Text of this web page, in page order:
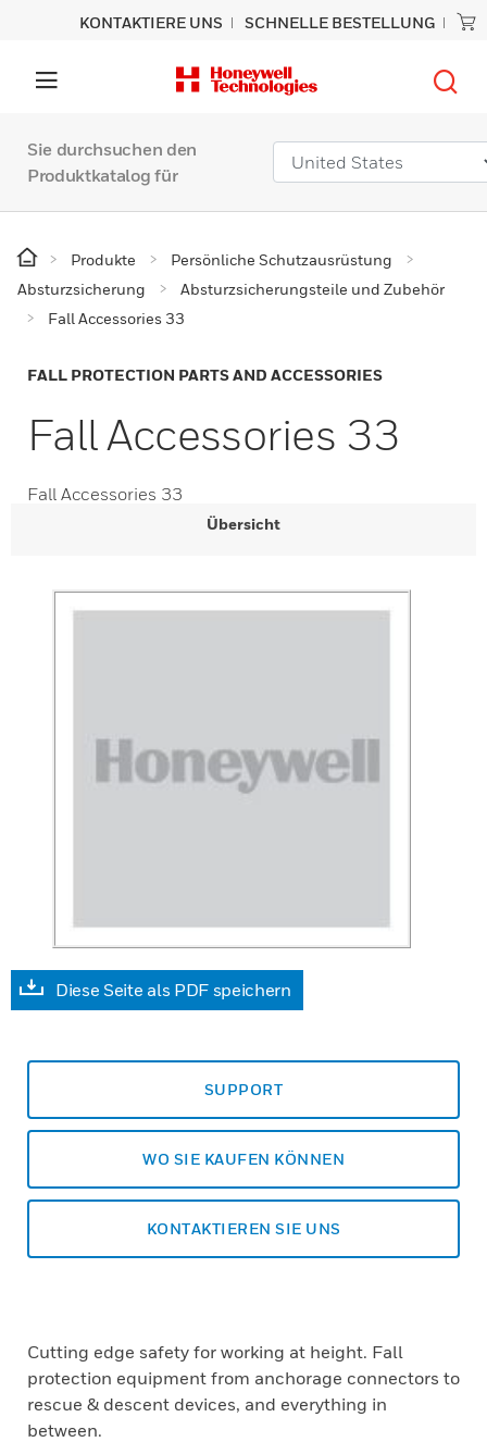
KONTAKTIERE UNS SCHNELLE BESTELLUNG
Sie durchsuchen den
Produktkatalog für
Produkte
Persönliche Schutzausrüstung
Absturzsicherung
Absturzsicherungsteile und Zubehör
Fall Accessories 33
FALL PROTECTION PARTS AND ACCESSORIES
Fall Accessories 33
Fall Accessories 33
Übersicht
Diese Seite als PDF speichern
SUPPORT
WO SIE KAUFEN KÖNNEN
KONTAKTIEREN SIE UNS
Cutting edge safety for working at height. Fall
protection equipment from anchorage connectors to
rescue & descent devices, and everything in
between.